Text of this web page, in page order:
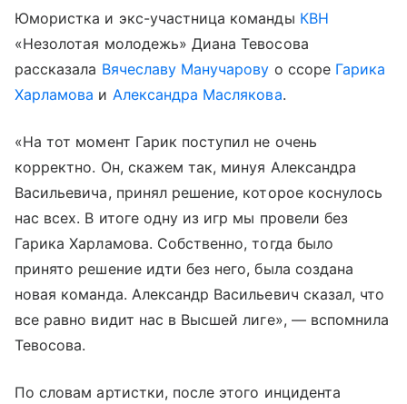
Юмористка и экс-участница команды КВН
«Незолотая молодежь» Диана Тевосова
рассказала Вячеславу Манучарову о ссоре Гарика
Харламова и Александра Маслякова.
«На тот момент Гарик поступил не очень
корректно. Он, скажем так, минуя Александра
Васильевича, принял решение, которое коснулось
нас всех. В итоге одну из игр мы провели без
Гарика Харламова. Собственно, тогда было
принято решение идти без него, была создана
новая команда. Александр Васильевич сказал, что
все равно видит нас в Высшей лиге», — вспомнила
Тевосова.
По словам артистки, после этого инцидента